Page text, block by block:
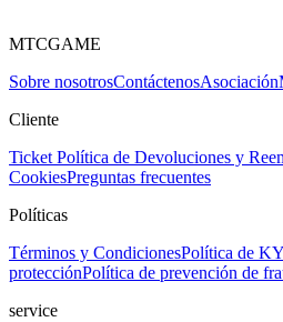
MTCGAME
Sobre nosotrosContáctenosAsociación
Cliente
TicketPolítica de Devoluciones y
CookiesPreguntas frecuentes
Políticas
Términos y CondicionesPolítica de
protecciónPolítica de prevención de
service